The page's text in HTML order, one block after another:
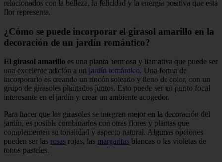
relacionados con la belleza, la felicidad y la energía positiva que esta
flor representa.
¿Cómo se puede incorporar el girasol amarillo en la
decoración de un jardín romántico?
El girasol amarillo es una planta hermosa y llamativa que puede ser
una excelente adición a un jardín romántico. Una forma de
incorporarlo es creando un rincón soleado y lleno de color, con un
grupo de girasoles plantados juntos. Esto puede ser un punto focal
interesante en el jardín y crear un ambiente acogedor.
Para hacer que los girasoles se integren mejor en la decoración del
jardín, es posible combinarlos con otras flores y plantas que
complementen su tonalidad y aspecto natural. Algunas opciones
pueden ser las rosas rojas, las margaritas blancas o las violetas de
tonos pasteles.